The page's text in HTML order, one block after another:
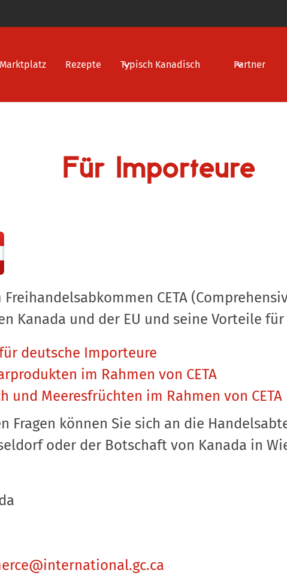
Marktplatz Rezepte Typisch Kanadisch Partner
Für Importeure
CETA
Kanada und der EU und seine Vorteile
deutsche Importeure
im Rahmen von CETA
und Meeresfrüchten im Rahmen von CETA
Fragen können Sie sich an die
oder der Botschaft von Kanada in